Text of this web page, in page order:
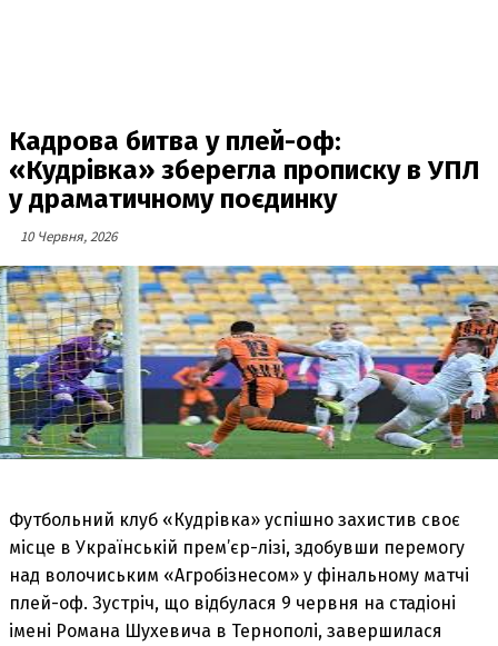
Кадрова битва у плей-оф:
«Кудрівка» зберегла прописку в УПЛ
у драматичному поєдинку
10 Червня, 2026
Футбольний клуб «Кудрівка» успішно захистив своє
місце в Українській прем’єр-лізі, здобувши перемогу
над волочиським «Агробізнесом» у фінальному матчі
плей-оф. Зустріч, що відбулася 9 червня на стадіоні
імені Романа Шухевича в Тернополі, завершилася